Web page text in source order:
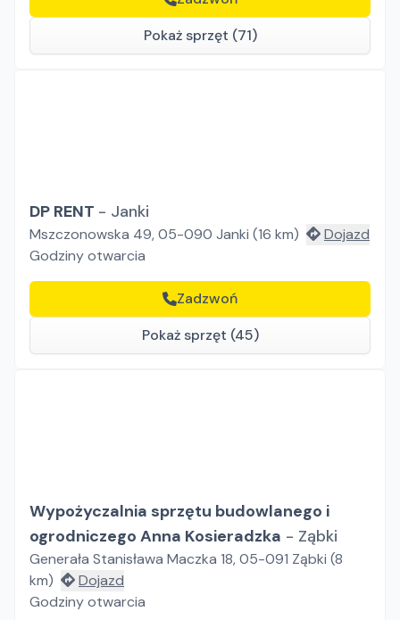
Pokaż sprzęt (71)
DP RENT - Janki
Mszczonowska 49, 05-090 Janki (16 km)
Dojazd
Godziny otwarcia
Zadzwoń
Pokaż sprzęt (45)
Wypożyczalnia sprzętu budowlanego i
ogrodniczego Anna Kosieradzka - Ząbki
Generała Stanisława Maczka 18, 05-091 Ząbki (8
km)
Dojazd
Godziny otwarcia